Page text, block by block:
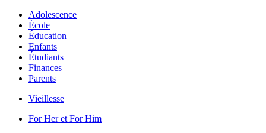
Adolescence
École
Éducation
Enfants
Étudiants
Finances
Parents
Vieillesse
For Her et For Him